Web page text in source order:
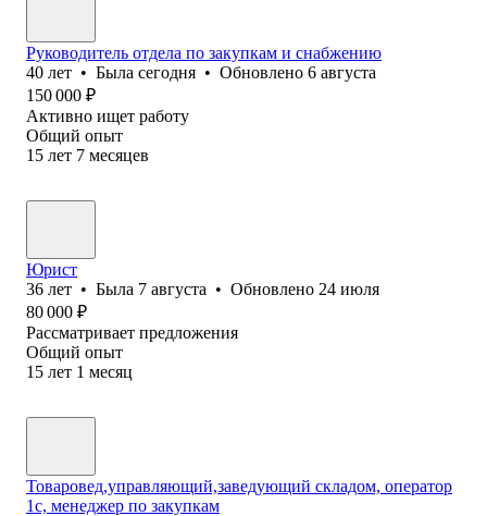
Руководитель отдела по закупкам и снабжению
40 лет • Была сегодня • Обновлено 6 августа
150 000 ₽
Активно ищет работу
Общий опыт
15 лет 7 месяцев
Юрист
36 лет • Была 7 августа • Обновлено 24 июля
80 000 ₽
Рассматривает предложения
Общий опыт
15 лет 1 месяц
Товаровед,управляющий,заведующий складом, оператор
1с, менеджер по закупкам